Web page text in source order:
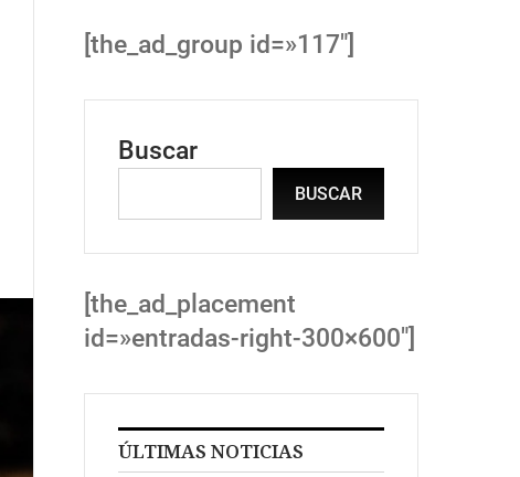
[the_ad_group id=»117″]
Buscar
BUSCAR
[the_ad_placement
id=»entradas-right-300×600″]
ÚLTIMAS NOTICIAS